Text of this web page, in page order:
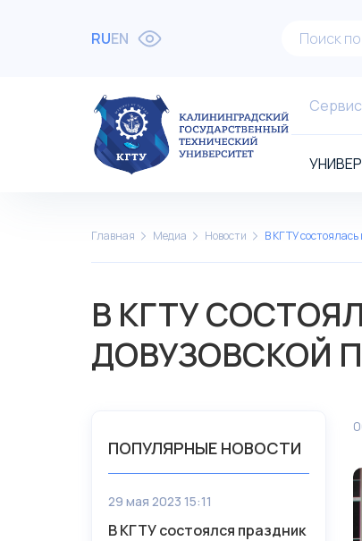
RUEN
Главная Медиа Новости В КГТУ
В КГТУ
ДОВУЗОВСКОЙ
ПОПУЛЯРНЫЕ НОВОСТИ
29 мая 2023 15:11
В КГТУ состоялся праздник